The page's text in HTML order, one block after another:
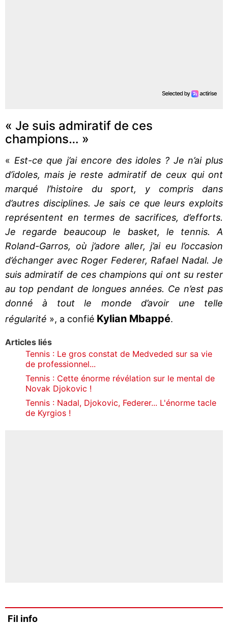
« Je suis admiratif de ces
champions… »
« Est-ce que j’ai encore des idoles ? Je n’ai plus
d’idoles, mais je reste admiratif de ceux qui ont
marqué l’histoire du sport, y compris dans
d’autres disciplines. Je sais ce que leurs exploits
représentent en termes de sacrifices, d’efforts.
Je regarde beaucoup le basket, le tennis. A
Roland-Garros, où j’adore aller, j’ai eu l’occasion
d’échanger avec Roger Federer, Rafael Nadal. Je
suis admiratif de ces champions qui ont su rester
au top pendant de longues années. Ce n’est pas
donné à tout le monde d’avoir une telle
régularité », a confié Kylian Mbappé.
Articles liés
Tennis : Le gros constat de Medveded sur sa vie
de professionnel...
Tennis : Cette énorme révélation sur le mental de
Novak Djokovic !
Tennis : Nadal, Djokovic, Federer... L'énorme tacle
de Kyrgios !
Fil info